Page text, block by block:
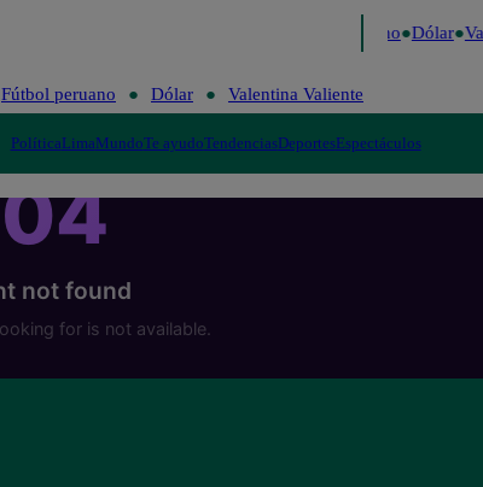
Fútbol peruano Dólar
Fútbol peruano Dólar Valentina Valiente
PolíticaLimaMundoTe ayudoTendenciasDeportesEspectáculos